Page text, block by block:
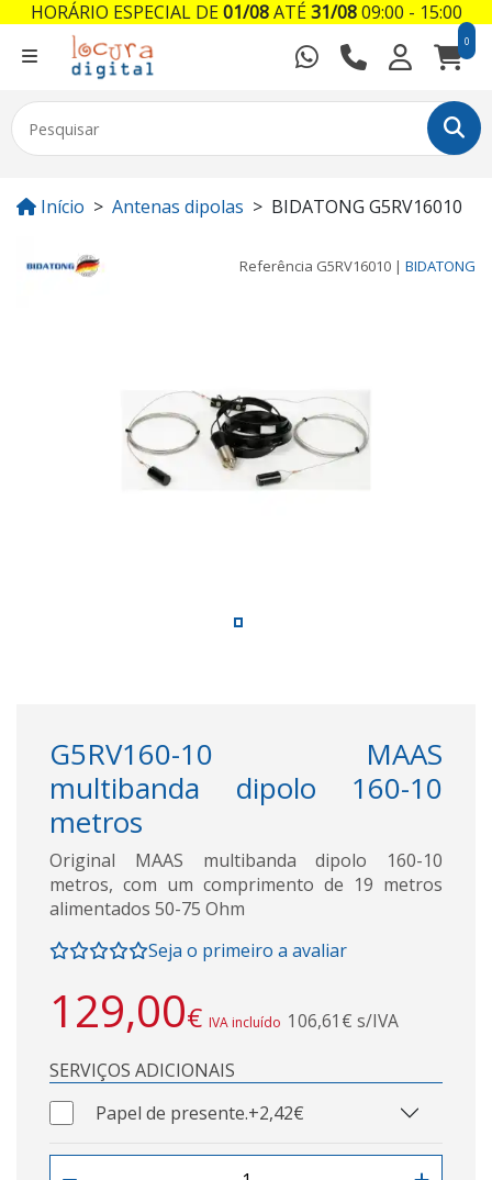
0
Início Antenas dipolas BIDATONG G5RV16010
Referência G5RV16010 | BIDATONG
G5RV160-10 MAAS
multibanda dipolo 160-10
metros
Original MAAS multibanda dipolo 160-10
metros, com um comprimento de 19 metros
alimentados 50-75 Ohm
Seja o primeiro a avaliar
129,00€ IVA incluído 106,61€ s/IVA
SERVIÇOS ADICIONAIS
Papel de presente.+2,42€
HORÁRIO ESPECIAL DE01/08ATÉ31/0809:00 - 15:00